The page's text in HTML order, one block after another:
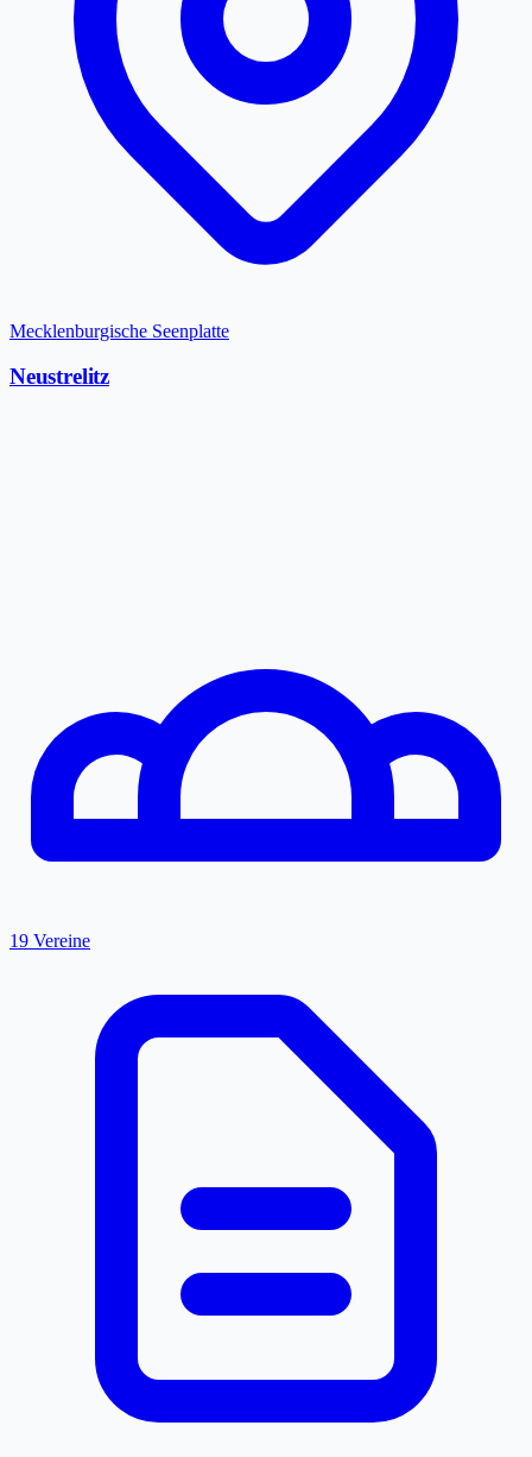
Mecklenburgische Seenplatte
Neustrelitz
19 Vereine